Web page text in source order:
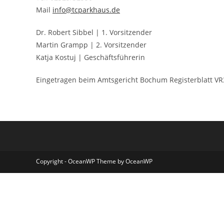
Mail info@tcparkhaus.de
Dr. Robert Sibbel | 1. Vorsitzender
Martin Grampp | 2. Vorsitzender
Katja Kostuj | Geschäftsführerin
Eingetragen beim Amtsgericht Bochum Registerblatt
Copyright - OceanWP Theme by OceanWP